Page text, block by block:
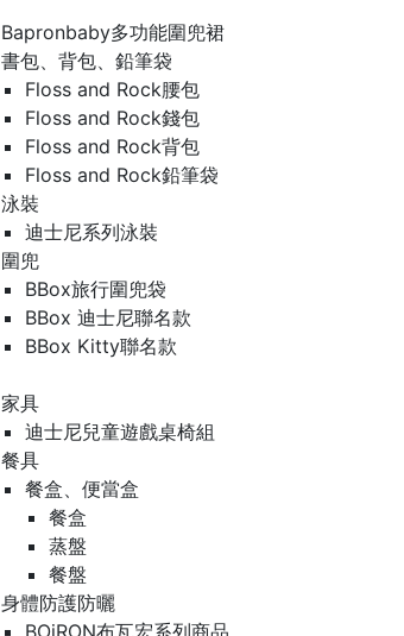
Bapronbaby多功能圍兜裙
書包、背包、鉛筆袋
Floss and Rock腰包
Floss and Rock錢包
Floss and Rock背包
Floss and Rock鉛筆袋
泳裝
迪士尼系列泳裝
圍兜
BBox旅行圍兜袋
BBox 迪士尼聯名款
BBox Kitty聯名款
家具
迪士尼兒童遊戲桌椅組
餐具
餐盒、便當盒
餐盒
蒸盤
餐盤
身體防護防曬
BOiRON布瓦宏系列商品